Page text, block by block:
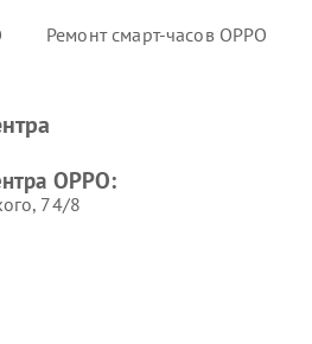
Ремонт смарт-часов OPPO
OPPO:
74/8